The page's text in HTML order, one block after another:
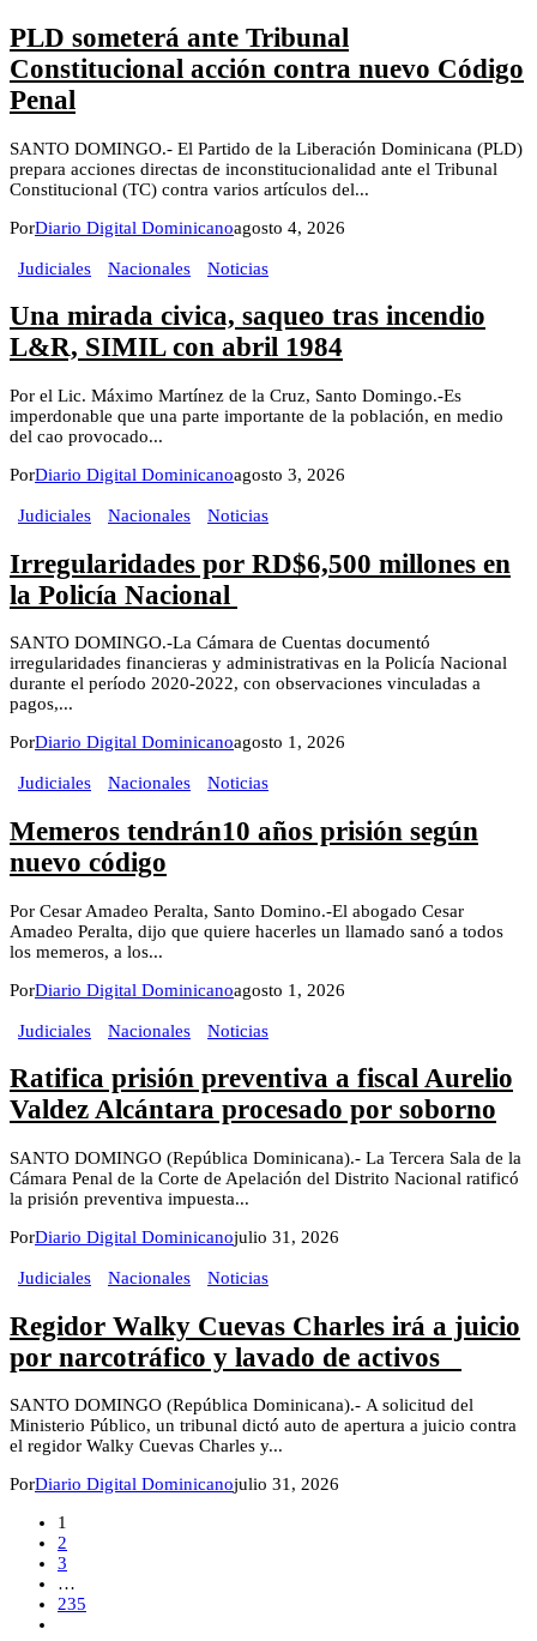
PLD someterá ante Tribunal
Constitucional acción contra nuevo Código
Penal
SANTO DOMINGO.- El Partido de la Liberación Dominicana (PLD)
prepara acciones directas de inconstitucionalidad ante el Tribunal
Constitucional (TC) contra varios artículos del...
PorDiario Digital Dominicanoagosto 4, 2026
Judiciales Nacionales Noticias
Una mirada civica, saqueo tras incendio
L&R, SIMIL con abril 1984
Por el Lic. Máximo Martínez de la Cruz, Santo Domingo.-Es
imperdonable que una parte importante de la población, en medio
del cao provocado...
PorDiario Digital Dominicanoagosto 3, 2026
Judiciales Nacionales Noticias
Irregularidades por RD$6,500 millones en
la Policía Nacional
SANTO DOMINGO.-La Cámara de Cuentas documentó
irregularidades financieras y administrativas en la Policía Nacional
durante el período 2020-2022, con observaciones vinculadas a
pagos,...
PorDiario Digital Dominicanoagosto 1, 2026
Judiciales Nacionales Noticias
Memeros tendrán10 años prisión según
nuevo código
Por Cesar Amadeo Peralta, Santo Domino.-El abogado Cesar
Amadeo Peralta, dijo que quiere hacerles un llamado sanó a todos
los memeros, a los...
PorDiario Digital Dominicanoagosto 1, 2026
Judiciales Nacionales Noticias
Ratifica prisión preventiva a fiscal Aurelio
Valdez Alcántara procesado por soborno
SANTO DOMINGO (República Dominicana).- La Tercera Sala de la
Cámara Penal de la Corte de Apelación del Distrito Nacional ratificó
la prisión preventiva impuesta...
PorDiario Digital Dominicanojulio 31, 2026
Judiciales Nacionales Noticias
Regidor Walky Cuevas Charles irá a juicio
por narcotráfico y lavado de activos
SANTO DOMINGO (República Dominicana).- A solicitud del
Ministerio Público, un tribunal dictó auto de apertura a juicio contra
el regidor Walky Cuevas Charles y...
PorDiario Digital Dominicanojulio 31, 2026
1
2
3
…
235